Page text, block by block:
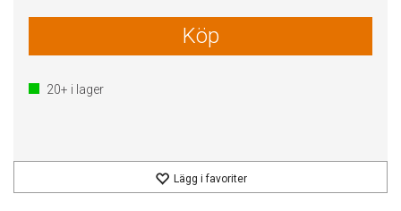
Köp
20+ i lager
Lägg i favoriter